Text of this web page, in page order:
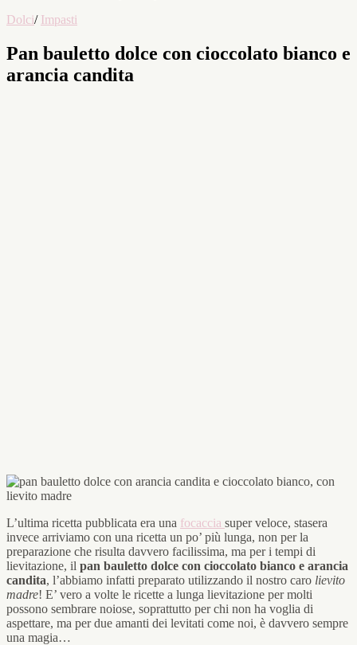
Dolci/ Impasti
Pan bauletto dolce con cioccolato bianco e
arancia candita
L’ultima ricetta pubblicata era una focaccia super veloce, stasera
invece arriviamo con una ricetta un po’ più lunga, non per la
preparazione che risulta davvero facilissima, ma per i tempi di
lievitazione, il pan bauletto dolce con cioccolato bianco e arancia
candita, l’abbiamo infatti preparato utilizzando il nostro caro lievito
madre! E’ vero a volte le ricette a lunga lievitazione per molti
possono sembrare noiose, soprattutto per chi non ha voglia di
aspettare, ma per due amanti dei levitati come noi, è davvero sempre
una magia…